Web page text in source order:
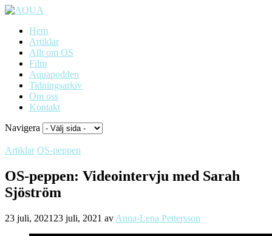
Hem
Artiklar
Allt om OS
Film
Aquapodden
Tidningsarkiv
Om oss
Kontakt
Navigera
Artiklar OS-peppen
OS-peppen: Videointervju med Sarah
Sjöström
23 juli, 2021 23 juli, 2021 av Anna-Lena Pettersson